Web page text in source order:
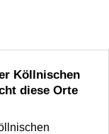
Köllnischen
diese Orte